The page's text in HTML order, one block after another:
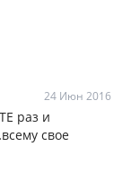
24 Июн 2016
раз и
свое